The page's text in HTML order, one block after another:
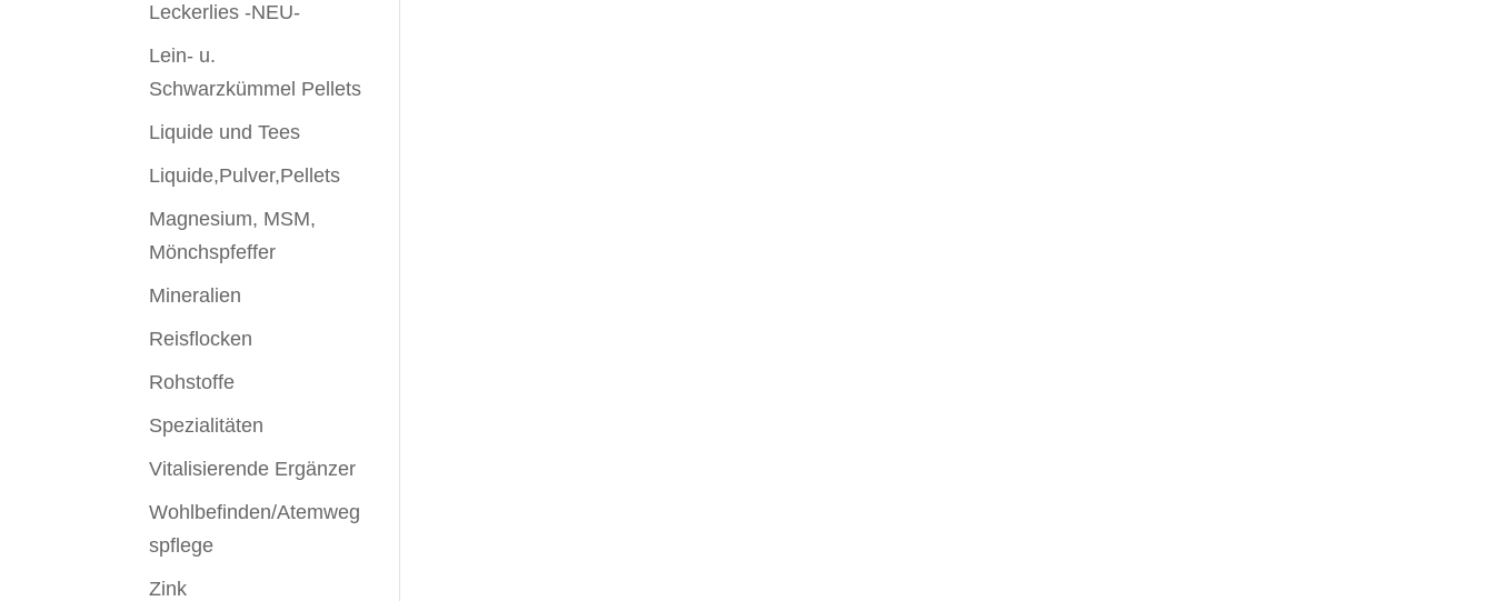
Leckerlies -NEU-
Lein- u.
Schwarzkümmel Pellets
Liquide und Tees
Liquide,Pulver,Pellets
Magnesium, MSM,
Mönchspfeffer
Mineralien
Reisflocken
Rohstoffe
Spezialitäten
Vitalisierende Ergänzer
Wohlbefinden/Atemweg
spflege
Zink